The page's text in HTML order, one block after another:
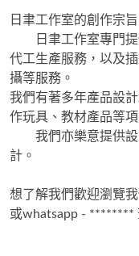
日聿工作室的創作宗
日聿工作室專門提
代工生產服務，以及
攝等服務。
我們有著多年產品設
作玩具、教材產品等
我們亦樂意提供設
計。
想了解我們歡迎瀏覽
或whatsapp - ********